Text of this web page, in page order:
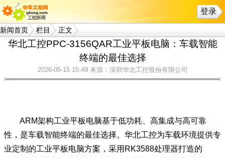
登录
新闻首页 栏目 正文
华北工控PPC-3156QAR工业平板电脑：车载智能
终端的最佳选择
2026-05-15 15:49 来源：深圳华北工控股份有限公司
ARM架构工业平板电脑基于低功耗、高集成与高可靠
性，是车载智能终端的最佳选择。华北工控为车载环境提供专
业定制的工业平板电脑方案，采用RK3588处理器打造的